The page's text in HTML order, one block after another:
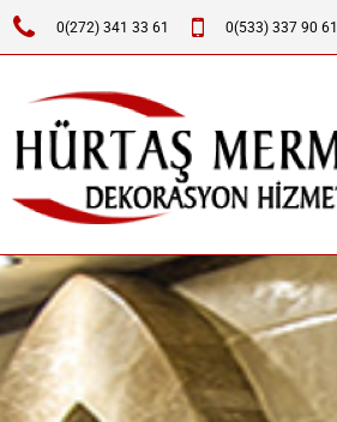
0(272) 341 33 61 0(533) 337 90 61